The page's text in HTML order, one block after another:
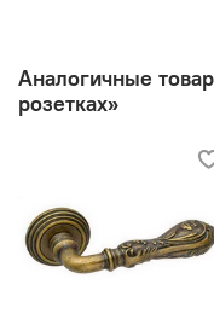
Аналогичные
розетках»